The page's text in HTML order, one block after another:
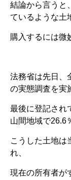
結論から言うと
ているような土
購入するには微
法務省は先日、
の実態調査を実
最後に登記され
山間地域で26.6
こうした土地は
れ、
現在の所有者が